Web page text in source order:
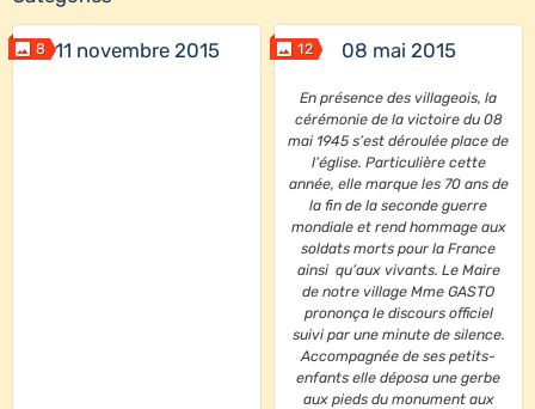
8 11 novembre 2015 12 08 mai 2015
En présence des villageois, la
cérémonie de la victoire du 08
mai 1945 s’est déroulée place de
l’église. Particulière cette
année, elle marque les 70 ans de
la fin de la seconde guerre
mondiale et rend hommage aux
soldats morts pour la France
ainsi qu’aux vivants. Le Maire
de notre village Mme GASTO
prononça le discours officiel
suivi par une minute de silence.
Accompagnée de ses petits-
enfants elle déposa une gerbe
aux pieds du monument aux